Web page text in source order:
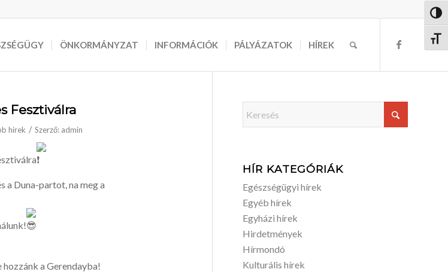
ÖNKORMÁNYZAT INFORMÁCIÓK PÁLYÁZATOK HÍREK
Fesztiválra
hírek / Szerző: admin
a Duna-partot, na meg a
a Gerendayba!
HÍR KATEGÓRIÁK
Egészségügyi hírek
Egyéb hírek
Egyházi hírek
Hirdetmények
Hírmondó
Kulturális hírek